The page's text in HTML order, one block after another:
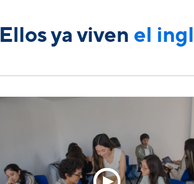
Ellos ya viven el